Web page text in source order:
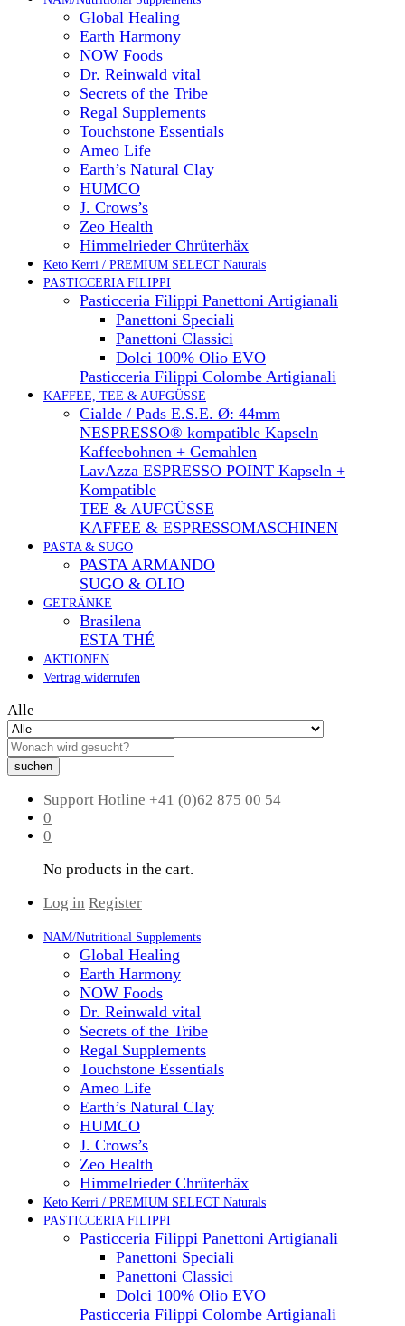
Global Healing
Earth Harmony
NOW Foods
Dr. Reinwald vital
Secrets of the Tribe
Regal Supplements
Touchstone Essentials
Ameo Life
Earth’s Natural Clay
HUMCO
J. Crows’s
Zeo Health
Himmelrieder Chrüterhäx
Keto Kerri / PREMIUM SELECT Naturals
PASTICCERIA FILIPPI
Pasticceria Filippi Panettoni Artigianali
Panettoni Speciali
Panettoni Classici
Dolci 100% Olio EVO
Pasticceria Filippi Colombe Artigianali
KAFFEE, TEE & AUFGÜSSE
Cialde / Pads E.S.E. Ø: 44mm
NESPRESSO® kompatible Kapseln
Kaffeebohnen + Gemahlen
LavAzza ESPRESSO POINT Kapseln +
Kompatible
TEE & AUFGÜSSE
KAFFEE & ESPRESSOMASCHINEN
PASTA & SUGO
PASTA ARMANDO
SUGO & OLIO
GETRÄNKE
Brasilena
ESTA THÉ
AKTIONEN
Vertrag widerrufen
Alle
suchen
Support Hotline +41 (0)62 875 00 54
0
0
No products in the cart.
Log in Register
NAM/Nutritional Supplements
Global Healing
Earth Harmony
NOW Foods
Dr. Reinwald vital
Secrets of the Tribe
Regal Supplements
Touchstone Essentials
Ameo Life
Earth’s Natural Clay
HUMCO
J. Crows’s
Zeo Health
Himmelrieder Chrüterhäx
Keto Kerri / PREMIUM SELECT Naturals
PASTICCERIA FILIPPI
Pasticceria Filippi Panettoni Artigianali
Panettoni Speciali
Panettoni Classici
Dolci 100% Olio EVO
Pasticceria Filippi Colombe Artigianali